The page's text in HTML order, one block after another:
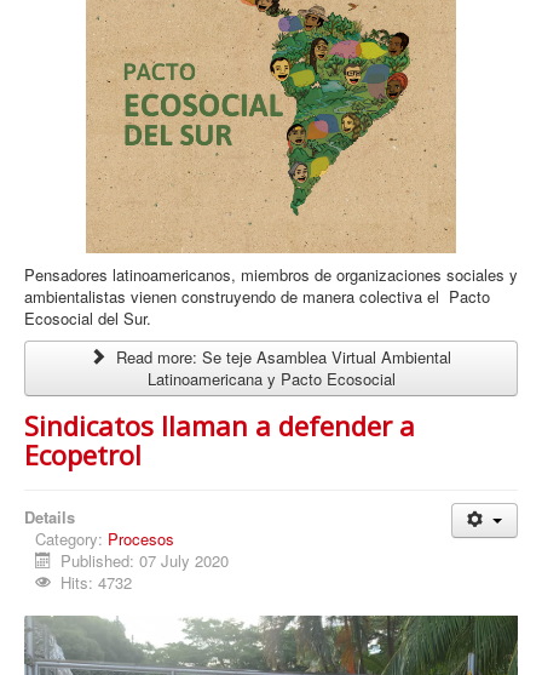
Pensadores latinoamericanos, miembros de organizaciones sociales y
ambientalistas vienen construyendo de manera colectiva el Pacto
Ecosocial del Sur.
Read more: Se teje Asamblea Virtual Ambiental
Latinoamericana y Pacto Ecosocial
Sindicatos llaman a defender a
Ecopetrol
Details
Category: Procesos
Published: 07 July 2020
Hits: 4732